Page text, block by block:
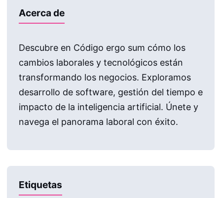
Acerca de
Descubre en Código ergo sum cómo los
cambios laborales y tecnológicos están
transformando los negocios. Exploramos
desarrollo de software, gestión del tiempo e
impacto de la inteligencia artificial. Únete y
navega el panorama laboral con éxito.
Etiquetas